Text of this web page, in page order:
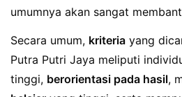
umumnya akan sangat
Secara umum, kriteria yang
Putra Putri Jaya meliputi
tinggi, berorientasi pada hasil,